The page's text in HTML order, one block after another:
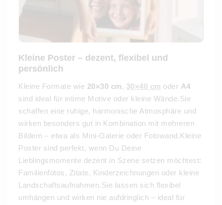
Kleine Poster – dezent, flexibel und
persönlich
Kleine Formate wie 20×30 cm, 30×40 cm oder A4
sind ideal für intime Motive oder kleine Wände.Sie
schaffen eine ruhige, harmonische Atmosphäre und
wirken besonders gut in Kombination mit mehreren
Bildern – etwa als Mini-Galerie oder Fotowand.Kleine
Poster sind perfekt, wenn Du Deine
Lieblingsmomente dezent in Szene setzen möchtest:
Familienfotos, Zitate, Kinderzeichnungen oder kleine
Landschaftsaufnahmen.Sie lassen sich flexibel
umhängen und wirken nie aufdringlich – ideal für